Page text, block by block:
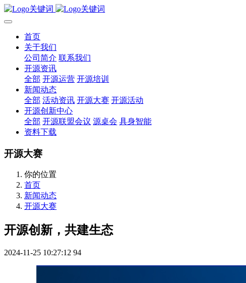
首页
关于我们
公司简介 联系我们
开源资讯
全部 开源运营 开源培训
新闻动态
全部 活动资讯 开源大赛 开源活动
开源创新中心
全部 开源联盟会议 源桌会 具身智能
资料下载
开源大赛
你的位置
首页
新闻动态
开源大赛
开源创新，共建生态
2024-11-25 10:27:12 94